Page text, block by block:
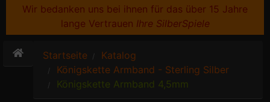
Wir bedanken uns bei ihnen für das über 15 Jahre
lange Vertrauen Ihre SilberSpiele
Startseite
Katalog
Königskette Armband - Sterling Silber
Königskette Armband 4,5mm